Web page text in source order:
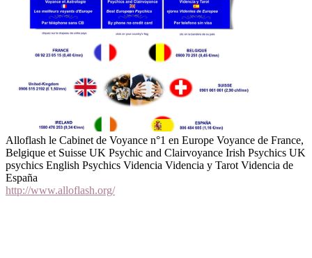
Alloflash le Cabinet de Voyance n°1 en Europe Voyance de France,
Belgique et Suisse UK Psychic and Clairvoyance Irish Psychics UK
psychics English Psychics Videncia Videncia y Tarot Videncia de
España
http://www.alloflash.org/